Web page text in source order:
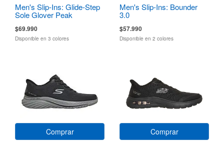
Men's Slip-Ins: Glide-Step
Sole Glover Peak
$69.990
Disponible en 3 colores
Men's Slip-Ins: Bounder
3.0
$57.990
Disponible en 2 colores
Comprar Comprar